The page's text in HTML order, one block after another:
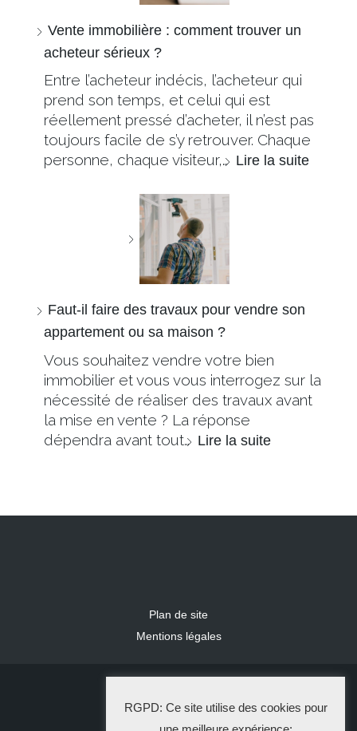
Vente immobilière : comment trouver un
acheteur sérieux ?
Entre l’acheteur indécis, l’acheteur qui
prend son temps, et celui qui est
réellement pressé d’acheter, il n’est pas
toujours facile de s’y retrouver. Chaque
personne, chaque visiteur,… Lire la suite
Faut-il faire des travaux pour vendre son
appartement ou sa maison ?
Vous souhaitez vendre votre bien
immobilier et vous vous interrogez sur la
nécessité de réaliser des travaux avant
la mise en vente ? La réponse
dépendra avant tout… Lire la suite
Plan de site
Mentions légales
La Solution Immo
RGPD: Ce site utilise des cookies pour